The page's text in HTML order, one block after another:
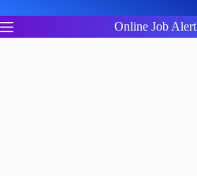
to
content
Online Job Alert